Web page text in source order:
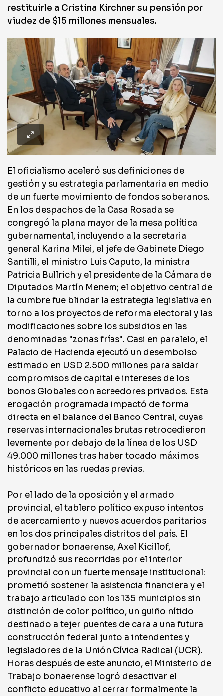
restituirle a Cristina Kirchner su pensión por
viudez de $15 millones mensuales.
El oficialismo aceleró sus definiciones de
gestión y su estrategia parlamentaria en medio
de un fuerte movimiento de fondos soberanos.
En los despachos de la Casa Rosada se
congregó la plana mayor de la mesa política
gubernamental, incluyendo a la secretaria
general Karina Milei, el jefe de Gabinete Diego
Santilli, el ministro Luis Caputo, la ministra
Patricia Bullrich y el presidente de la Cámara de
Diputados Martín Menem; el objetivo central de
la cumbre fue blindar la estrategia legislativa en
torno a los proyectos de reforma electoral y las
modificaciones sobre los subsidios en las
denominadas "zonas frías". Casi en paralelo, el
Palacio de Hacienda ejecutó un desembolso
estimado en USD 2.500 millones para saldar
compromisos de capital e intereses de los
bonos Globales con acreedores privados. Esta
erogación programada impactó de forma
directa en el balance del Banco Central, cuyas
reservas internacionales brutas retrocedieron
levemente por debajo de la línea de los USD
49.000 millones tras haber tocado máximos
históricos en las ruedas previas.
Por el lado de la oposición y el armado
provincial, el tablero político expuso intentos
de acercamiento y nuevos acuerdos paritarios
en los dos principales distritos del país. El
gobernador bonaerense, Axel Kicillof,
profundizó sus recorridas por el interior
provincial con un fuerte mensaje institucional:
prometió sostener la asistencia financiera y el
trabajo articulado con los 135 municipios sin
distinción de color político, un guiño nítido
destinado a tejer puentes de cara a una futura
construcción federal junto a intendentes y
legisladores de la Unión Cívica Radical (UCR).
Horas después de este anuncio, el Ministerio de
Trabajo bonaerense logró desactivar el
conflicto educativo al cerrar formalmente la